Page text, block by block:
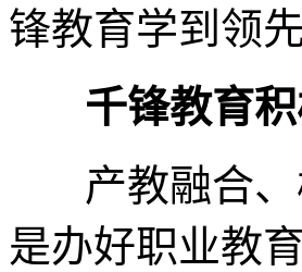
锋教育学到领
千锋教育
产教融合
是办好职业教